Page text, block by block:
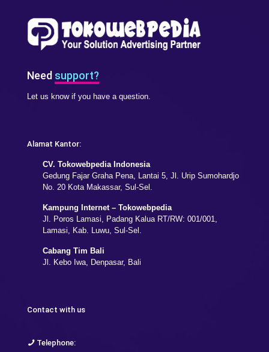
Need support?
Let us know if you have a question.
Alamat Kantor:
CV. Tokowebpedia Indonesia
Gedung Fajar Graha Pena, Lantai 5, Jl. Urip Sumohardjo
No. 20 Kota Makassar, Sul-Sel.
Kampung Internet – Tokowebpedia
Jl. Poros Lamasi, Padang Kalua RT/RW: 001/001,
Lamasi, Kab. Luwu, Sul-Sel.
Cabang Tim Bali
Jl. Kebo Iwa, Denpasar, Bali
Contact with us
Telephone: